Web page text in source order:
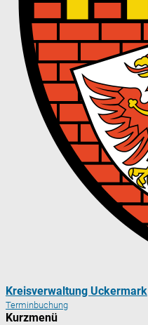
Kreisverwaltung Uckermark
Terminbuchung
Kurzmenü